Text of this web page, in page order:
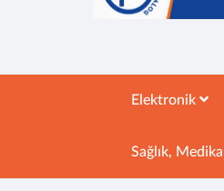
Elektronik
Sağlık,